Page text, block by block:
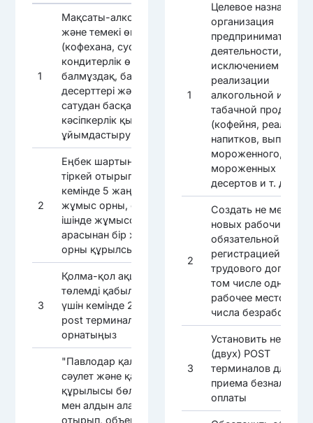
1
Мақсаты-алкоголь
және темекі өнімдерін
(кофехана, сусындар,
кондитерлік өнімдер,
балмұздақ, балмұздақ
десерттері және т. б.)
сатудан басқа
кәсіпкерлік қызметті
ұйымдастыру
2
Еңбек шартын міндетті
тіркей отырып,
кемінде 5 жаңа
жұмыс орны, оның
ішінде жұмыссыздар
арасынан бір жұмыс
орны құрылсын
3
Қолма-қол ақшасыз
төлемді қабылдау
үшін кемінде 2 (екі)
post терминалын
орнатыңыз
"Павлодар қаласының
сәулет және қала
құрылысы бөлімі"ММ-
мен алдын ала келісе
отырып, объектіні
1
Целевое назначение
организация
деятельности, за
исключением
реализации
алкогольной и
табачной
(кофейня,
напитков, выпечки,
мороженного,
мороженных
десертов и т. д.)
2
Создать не менее 5
новых рабочих
обязательной
регистрацией
трудового
том числе одно
рабочее место из
числа безработных
3
Установить не
(двух) POST
терминалов для
приема
оплаты